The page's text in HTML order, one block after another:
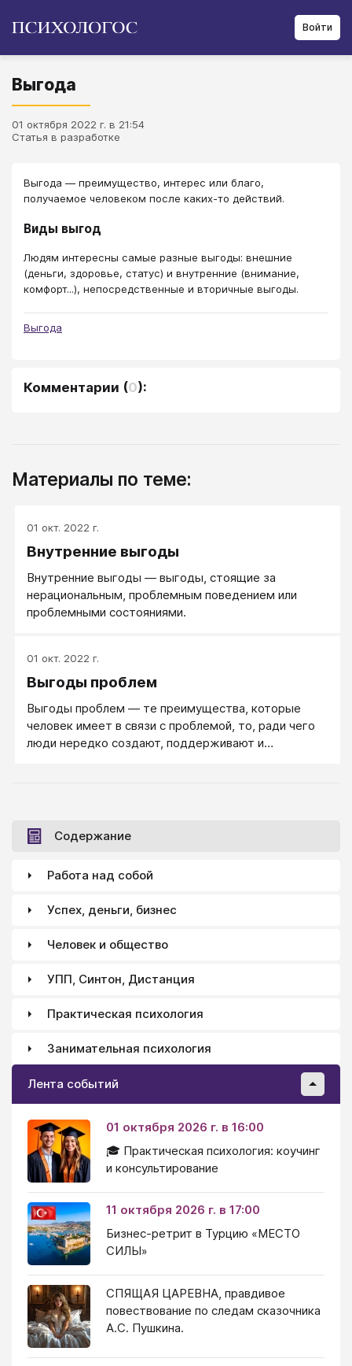
Войти
Выгода
01 октября 2022 г. в 21:54
Статья в разработке
Выгода ― преимущество, интерес или благо,
получаемое человеком после каких-то действий.
Виды выгод
Людям интересны самые разные выгоды: внешние
(деньги, здоровье, статус) и внутренние (внимание,
комфорт...), непосредственные и вторичные выгоды.
Выгода
Комментарии (0):
Материалы по теме:
01 окт. 2022 г.
Внутренние выгоды
Внутренние выгоды — выгоды, стоящие за
нерациональным, проблемным поведением или
проблемными состояниями.
01 окт. 2022 г.
Выгоды проблем
Выгоды проблем ― те преимущества, которые
человек имеет в связи с проблемой, то, ради чего
люди нередко создают, поддерживают и
формате творческих задач.
Содержание
Работа над собой
Успех, деньги, бизнес
Человек и общество
УПП, Синтон, Дистанция
Практическая психология
Занимательная психология
Лента событий
01 октября 2026 г. в 16:00
🎓 Практическая психология: коучинг
и консультирование
11 октября 2026 г. в 17:00
Бизнес-ретрит в Турцию «МЕСТО
СИЛЫ»
СПЯЩАЯ ЦАРЕВНА, правдивое
повествование по следам сказочника
А.С. Пушкина.